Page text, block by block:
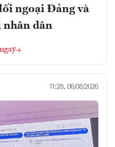
ngoại Đảng và
nhân dân
11:28, 06/08/2026